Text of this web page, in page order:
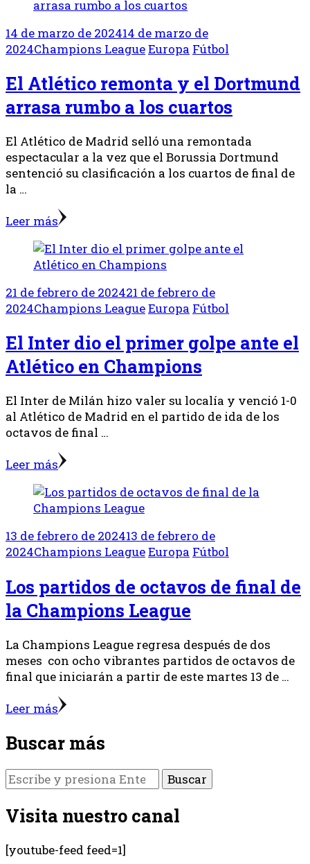
14 de marzo de 202414 de marzo de
2024Champions LeagueEuropa Fútbol
El Atlético remonta y el Dortmund
arrasa rumbo a los cuartos
El Atlético de Madrid selló una remontada
espectacular a la vez que el Borussia Dortmund
sentenció su clasificación a los cuartos de final de
la …
Leer más
21 de febrero de 202421 de febrero de
2024Champions LeagueEuropa Fútbol
El Inter dio el primer golpe ante el
Atlético en Champions
El Inter de Milán hizo valer su localía y venció 1-0
al Atlético de Madrid en el partido de ida de los
octavos de final …
Leer más
13 de febrero de 202413 de febrero de
2024Champions LeagueEuropa Fútbol
Los partidos de octavos de final de
la Champions League
La Champions League regresa después de dos
meses con ocho vibrantes partidos de octavos de
final que iniciarán a partir de este martes 13 de …
Leer más
Buscar más
¿Buscas
algo?
Visita nuestro canal
[youtube-feed feed=1]